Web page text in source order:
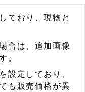
ており、現物と
合は、追加画像
。
設定しており、
も販売価格が異